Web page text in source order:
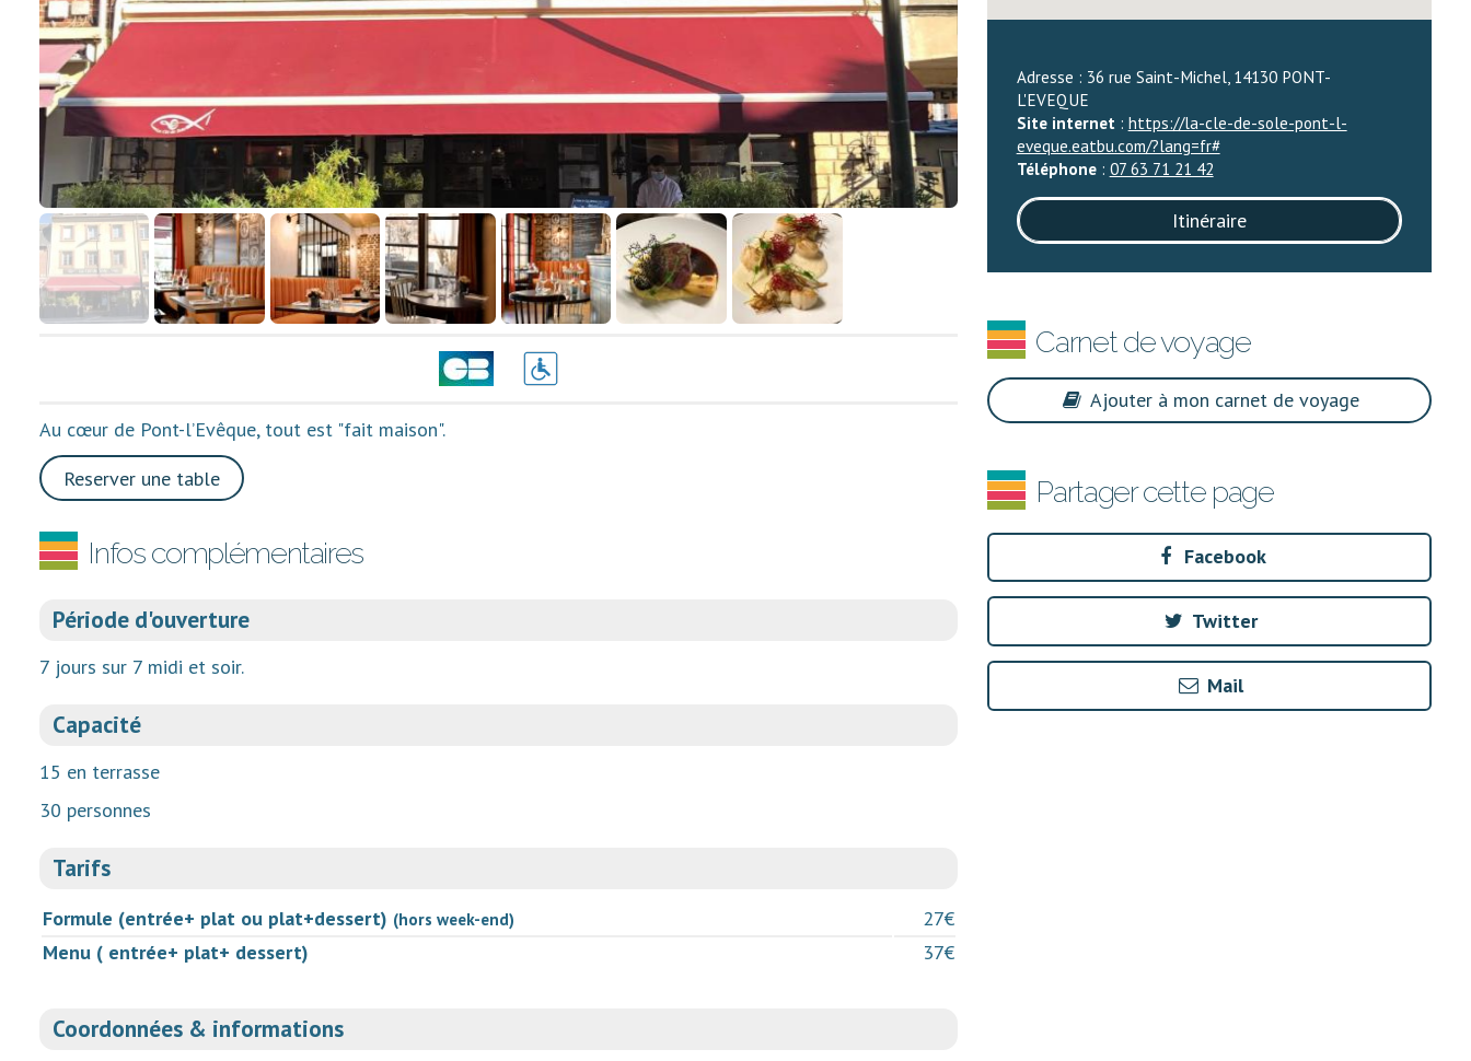
Au cœur de Pont-l’Evêque, tout est "fait maison".
Reserver une table
Infos complémentaires
Période d'ouverture
7 jours sur 7 midi et soir.
Capacité
15 en terrasse
30 personnes
Tarifs
Formule (entrée+ plat ou plat+dessert) (hors week-end)
27€
Menu ( entrée+ plat+ dessert)
37€
Coordonnées & informations
Adresse : 36 rue Saint-Michel, 14130 PONT-
L'EVEQUE
Site internet : https://la-cle-de-sole-pont-l-
eveque.eatbu.com/?lang=fr#
Téléphone: 07 63 71 21 42
Itinéraire
Carnet de voyage
Ajouter à mon carnet de voyage
Partager cette page
Facebook
Twitter
Mail